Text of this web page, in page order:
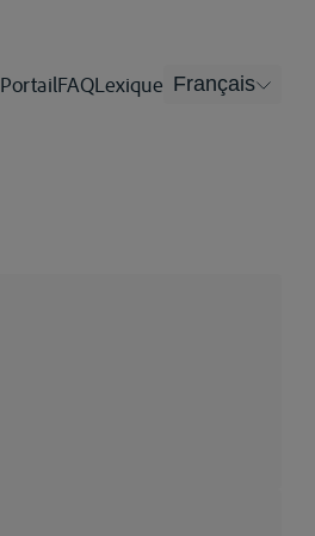
PortailFAQLexique Français